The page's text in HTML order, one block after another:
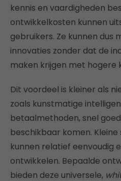
kennis en vaardigheden
ontwikkelkosten kunnen
gebruikers. Ze kunnen dus
innovaties zonder dat de
maken krijgen met hogere
Dit voordeel is kleiner als
zoals kunstmatige
betaalmethoden, snel
beschikbaar komen.
kunnen relatief eenvoudig
ontwikkelen. Bepaalde
bieden deze universele,